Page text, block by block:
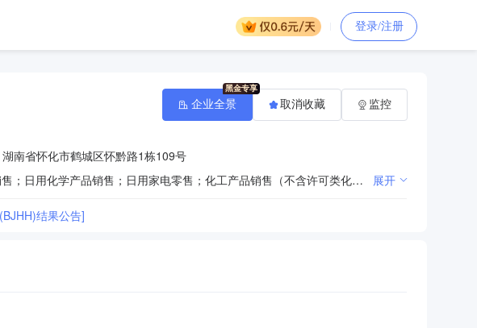
登录/注册
湖南省怀化市鹤城区怀黔路1栋109号
一般项目：日用百货销售；网络设备销售；针纺织品销售；五金产品零售；刀具销售；日用化学产品销售；日用家电零售；化工产品销售（不含许可类化工产品）；商务代理代办服务；通讯设备销售；照相机及器材销售；金银制品销售；眼镜销售（不含隐形眼镜）；家用视听设备销售；钟表销售；工艺美术品及礼仪用品销售（象牙及其制品除外）；电子产品销售；珠宝首饰零售；服装服饰零售；鞋帽零售；租赁服务（不含许可类租赁服务）；文具用品零售；玩具销售；农副产品销售；食用农产品零售；水产品零售；办公设备耗材销售；包装服务；食品用塑料包装容器工具制品销售；第二类医疗器械销售；服装制造；广告制作；柜台、摊位出租；游乐园服务；特殊医学用途配方食品销售；鲜肉零售；食品用洗涤剂销售；皮革销售；箱包销售；保健食品（预包装）销售；化妆品零售；养生保健服务（非医疗）；食品销售（仅销售预包装食品）；婴幼儿配方乳粉及其他婴幼儿配方食品销售；礼品花卉销售；宠物服务（不含动物诊疗）；宠物销售；停车场服务；摩托车及零配件零售；电动自行车销售；通讯设备修理。（除依法须经批准的项目外，凭营业执照依法自主开展经营活动）许可项目：食品销售；食品互联网销售；出版物零售；烟草制品零售；电子烟零售；酒类经营；粮食加工食品生产；生活美容服务；城市配送运输服务（不含危险货物）。（依法须经批准的项目，经相关部门批准后方可开展经营活动，具体经营项目以相关部门批准文件或许可证件为准） 展开
结果公告]
企业全景 取消收藏 监控